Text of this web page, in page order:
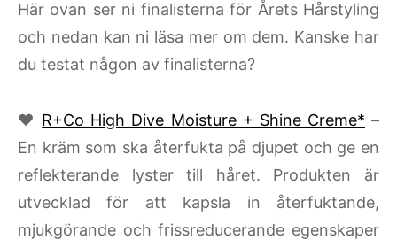
Här ovan ser ni finalisterna för Årets Hårstyling
och nedan kan ni läsa mer om dem. Kanske har
du testat någon av finalisterna?
♥ R+Co High Dive Moisture + Shine Creme* –
En kräm som ska återfukta på djupet och ge en
reflekterande lyster till håret. Produkten är
utvecklad för att kapsla in återfuktande,
mjukgörande och frissreducerande egenskaper